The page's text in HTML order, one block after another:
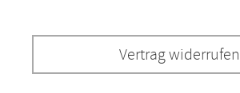
Vertrag widerrufen